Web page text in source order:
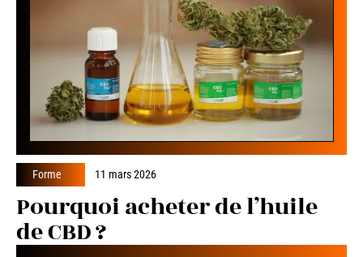
Forme 11 mars 2026
Pourquoi acheter de l’huile
de CBD ?